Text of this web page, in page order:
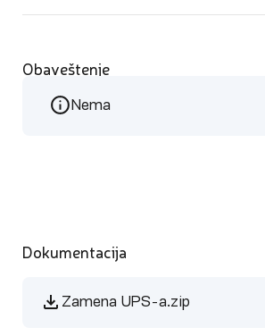
Obaveštenje
Nema
Dokumentacija
Zamena UPS-a.zip